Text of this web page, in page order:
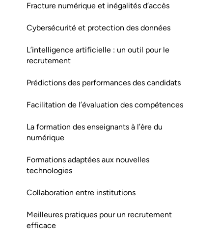
Fracture numérique et inégalités d’accès
Cybersécurité et protection des données
L’intelligence artificielle : un outil pour le
recrutement
Prédictions des performances des candidats
Facilitation de l’évaluation des compétences
La formation des enseignants à l’ère du
numérique
Formations adaptées aux nouvelles
technologies
Collaboration entre institutions
Meilleures pratiques pour un recrutement
efficace